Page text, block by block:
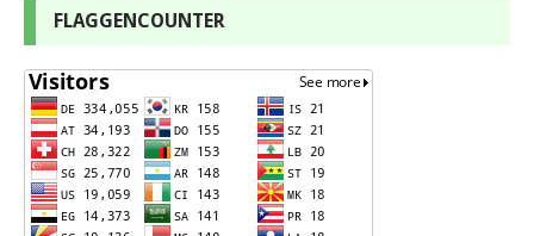
FLAGGENCOUNTER